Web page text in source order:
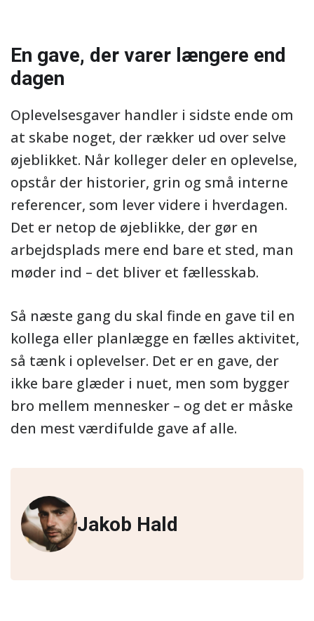
En gave, der varer længere end
dagen
Oplevelsesgaver handler i sidste ende om
at skabe noget, der rækker ud over selve
øjeblikket. Når kolleger deler en oplevelse,
opstår der historier, grin og små interne
referencer, som lever videre i hverdagen.
Det er netop de øjeblikke, der gør en
arbejdsplads mere end bare et sted, man
møder ind – det bliver et fællesskab.
Så næste gang du skal finde en gave til en
kollega eller planlægge en fælles aktivitet,
så tænk i oplevelser. Det er en gave, der
ikke bare glæder i nuet, men som bygger
bro mellem mennesker – og det er måske
den mest værdifulde gave af alle.
Jakob Hald